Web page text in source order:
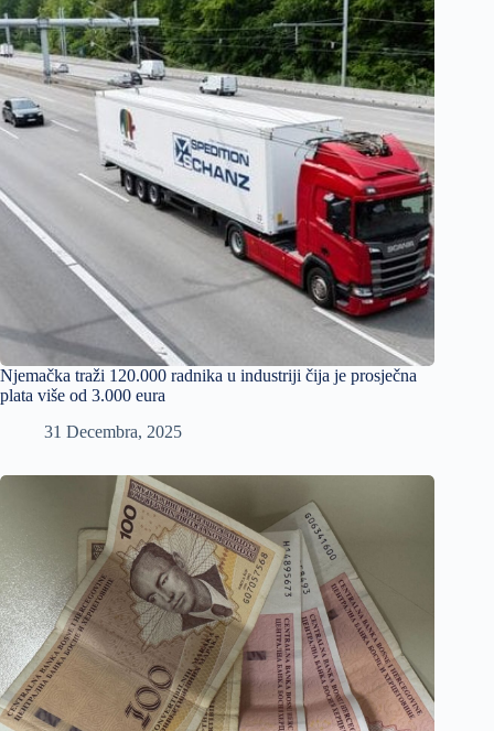
Njemačka traži 120.000 radnika u industriji čija je prosječna
plata više od 3.000 eura
31 Decembra, 2025